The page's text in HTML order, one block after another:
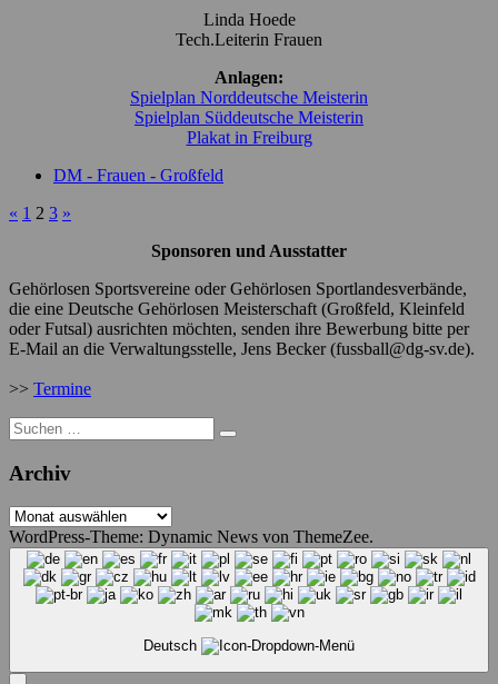
Linda Hoede
Tech.Leiterin Frauen
Anlagen:
Spielplan Norddeutsche Meisterin
Spielplan Süddeutsche Meisterin
Plakat in Freiburg
DM - Frauen - Großfeld
« 1 2 3 »
Sponsoren und Ausstatter
Gehörlosen Sportsvereine oder Gehörlosen Sportlandesverbände,
die eine Deutsche Gehörlosen Meisterschaft (Großfeld, Kleinfeld
oder Futsal) ausrichten möchten, senden ihre Bewerbung bitte per
E-Mail an die Verwaltungsstelle, Jens Becker (fussball@dg-sv.de).
>> Termine
Suche
nach:
Archiv
Archiv
WordPress-Theme: Dynamic News von ThemeZee.
Deutsch